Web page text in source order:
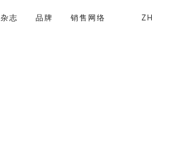
杂志 品牌 销售网络 已注册用户
ZH